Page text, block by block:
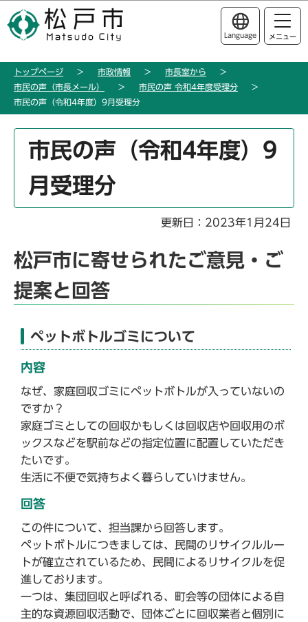
の
ー
このページの本文へ移動
Language メニュー
トップページ 市政情報
市長室から
市民の声（市長メール）
市民の声 令和4年度受理分
市民の声（令和4年度）9月受理分
か
市民の声（令和4年度）9
月受理分
更新日：2023年1月24日
松戸市に寄せられたご意見・ご
提案と回答
ペットボトルゴミについて
内容
なぜ、家庭回収ゴミにペットボトルが入っていないの
ですか？
家庭ゴミとしての回収かもしくは回収店や回収用のボ
ックスなどを駅前などの指定位置に配置していただき
たいです。
生活に不便で気持ちよく暮らしていけません。
回答
この件について、担当課から回答します。
ペットボトルにつきましては、民間のリサイクルルー
トが確立されているため、民間によるリサイクルを促
進しております。
一つは、集団回収と呼ばれる、町会等の団体による自
主的な資源回収活動で、団体ごとに回収業者と個別に